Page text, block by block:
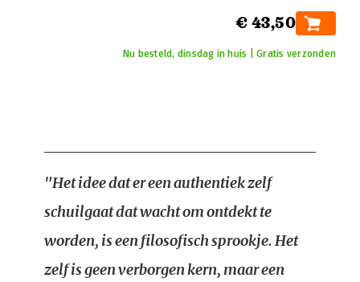
€ 43,50
Nu besteld, dinsdag in huis | Gratis verzonden
"Het idee dat er een authentiek zelf
schuilgaat dat wacht om ontdekt te
worden, is een filosofisch sprookje. Het
zelf is geen verborgen kern, maar een